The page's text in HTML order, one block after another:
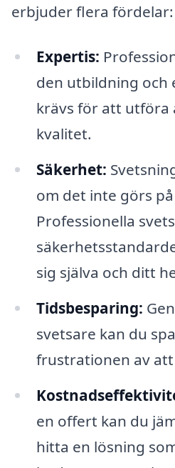
erbjuder flera fördelar:
Expertis:
den utbildning och
krävs för att utföra
kvalitet.
Säkerhet:
om det inte görs
Professionella
sig själva och ditt
Tidsbesparing:
svetsare kan du
frustrationen av
en offert kan du
hitta en lösning